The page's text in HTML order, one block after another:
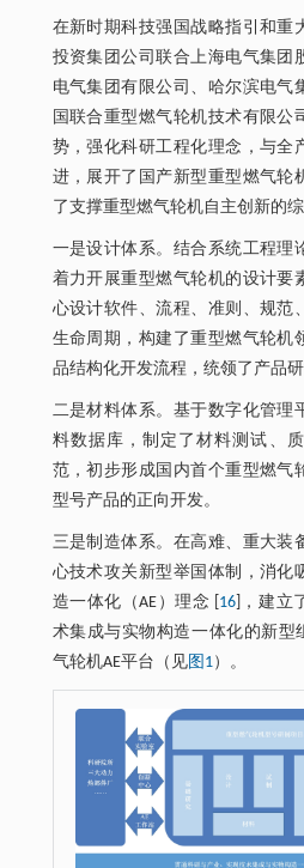
在新时期科技强国战略指引和重
投资集团公司联合上海电气集团
电气集团有限公司、哈尔滨电气
国联合重型燃气轮机技术有限公
势，强化科研工程化理念，与全
进，展开了国产新型重型燃气轮
了支撑重型燃气轮机自主创新的综
一是设计体系。结合系统工程理
着力开展重型燃气轮机的设计要
心设计软件、流程、准则、规范
生命周期，构建了重型燃气轮机
品结构化开发流程，统领了产品研
二是材料体系。基于数字化管理
料数据库，制定了材料测试、
范，初步形成国内首个重型燃气
型号产品的正向开发。
三是制造体系。在高难、重大装
心技术攻关新型举国体制，消化
造一体化（AE）理念 [ 16]，建立
术集成与实物构造一体化的新
气轮机AE平台（见图1）。